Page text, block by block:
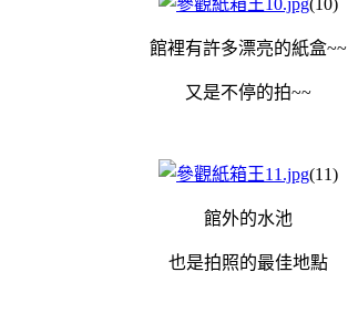
館裡有許多漂亮的紙盒~~
又是不停的拍~~
(11)
館外的水池
也是拍照的最佳地點